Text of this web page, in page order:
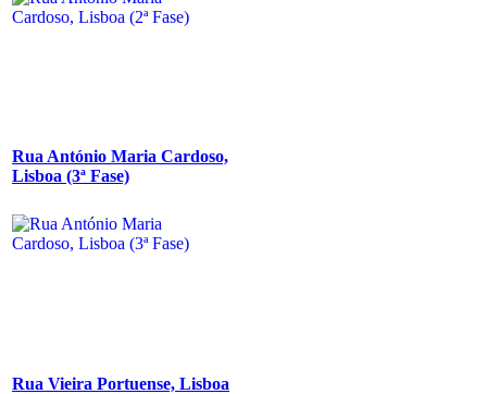
Rua António Maria Cardoso,
Lisboa (3ª Fase)
Rua Vieira Portuense, Lisboa